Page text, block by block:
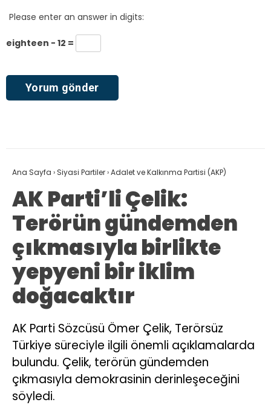
Please enter an answer in digits:
eighteen − 12 =
Ana Sayfa › Siyasi Partiler›Adalet ve Kalkınma Partisi (AKP)
AK Parti’li Çelik:
Terörün gündemden
çıkmasıyla birlikte
yepyeni bir iklim
doğacaktır
AK Parti Sözcüsü Ömer Çelik, Terörsüz
Türkiye süreciyle ilgili önemli açıklamalarda
bulundu. Çelik, terörün gündemden
çıkmasıyla demokrasinin derinleşeceğini
söyledi.